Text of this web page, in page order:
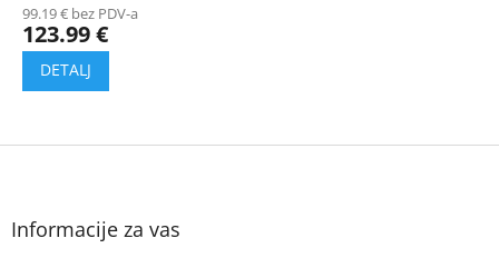
99.19 € bez PDV-a
123.99 €
F
Informacije za vas